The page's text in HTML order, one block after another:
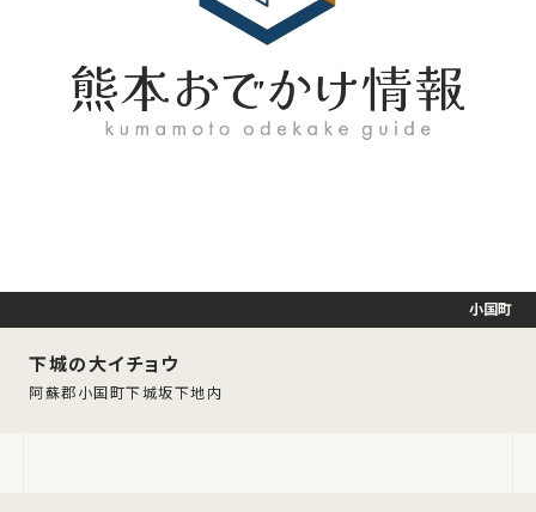
下城の大イチョウ
阿蘇郡小国町下城坂下地内
小国町